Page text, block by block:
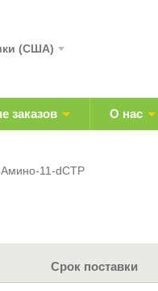
(США)
заказов О нас
Амино-11-dCTP
Срок поставки